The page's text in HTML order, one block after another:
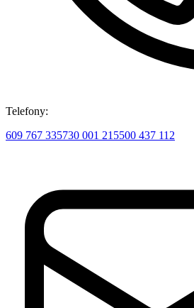
Telefony:
609 767 335730 001 215500 437 112